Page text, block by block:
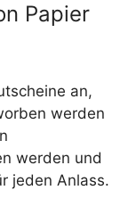
Papier
an,
werden
werden und
jeden Anlass.